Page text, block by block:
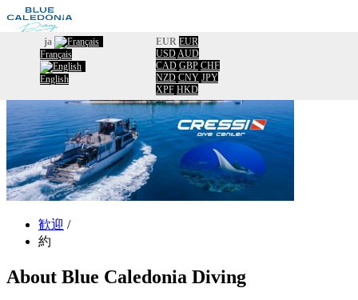
ja
Français
English
EUR EUR
USDAUD
CAD GBP CHF
NZD CNY JPY
XPF HKD
歓迎
カタログ
Information
約
Usefull information
Travel New Caldonia
Facebook
コンタクト
歓迎 /
約
About Blue Caledonia Diving